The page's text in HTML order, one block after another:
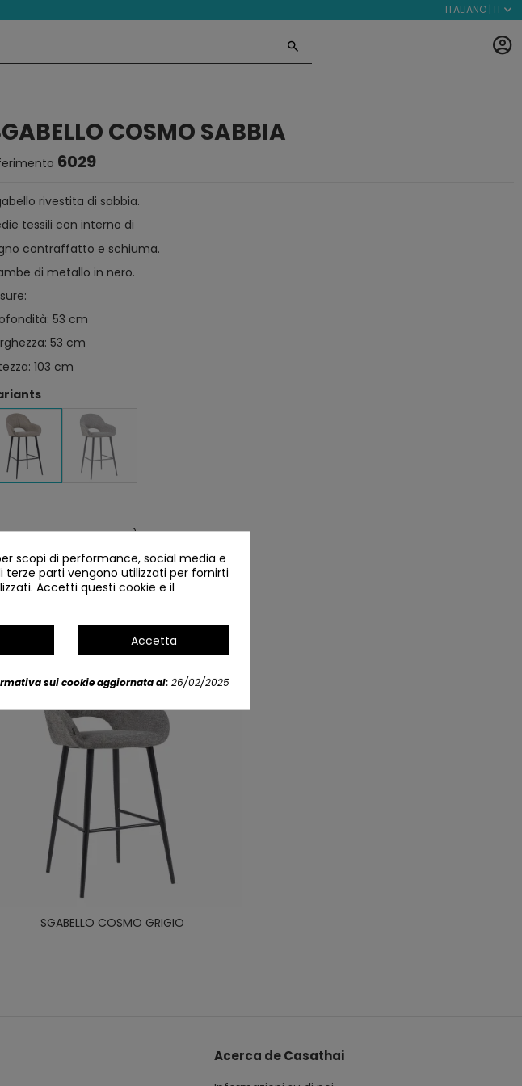
ITALIANO | IT
COSMO SABBIA
6029
rivestita di sabbia.
tessili con interno di
contraffatto e schiuma.
di metallo in nero.
53 cm
53 cm
103 cm
SGABELLO COSMO GRIGIO
Acerca de Casathai
scopi di performance, social media e
terze parti vengono utilizzati per fornirti
Accetti questi cookie e il
Accetta
sui cookie aggiornata al:26/02/2025